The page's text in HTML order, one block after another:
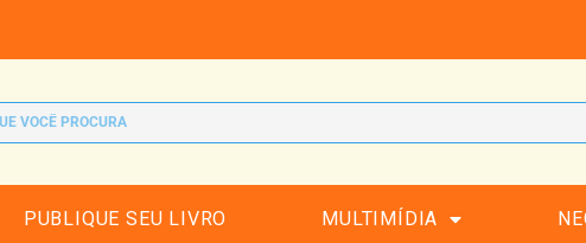
PUBLIQUE SEU LIVRO MULTIMÍDIA